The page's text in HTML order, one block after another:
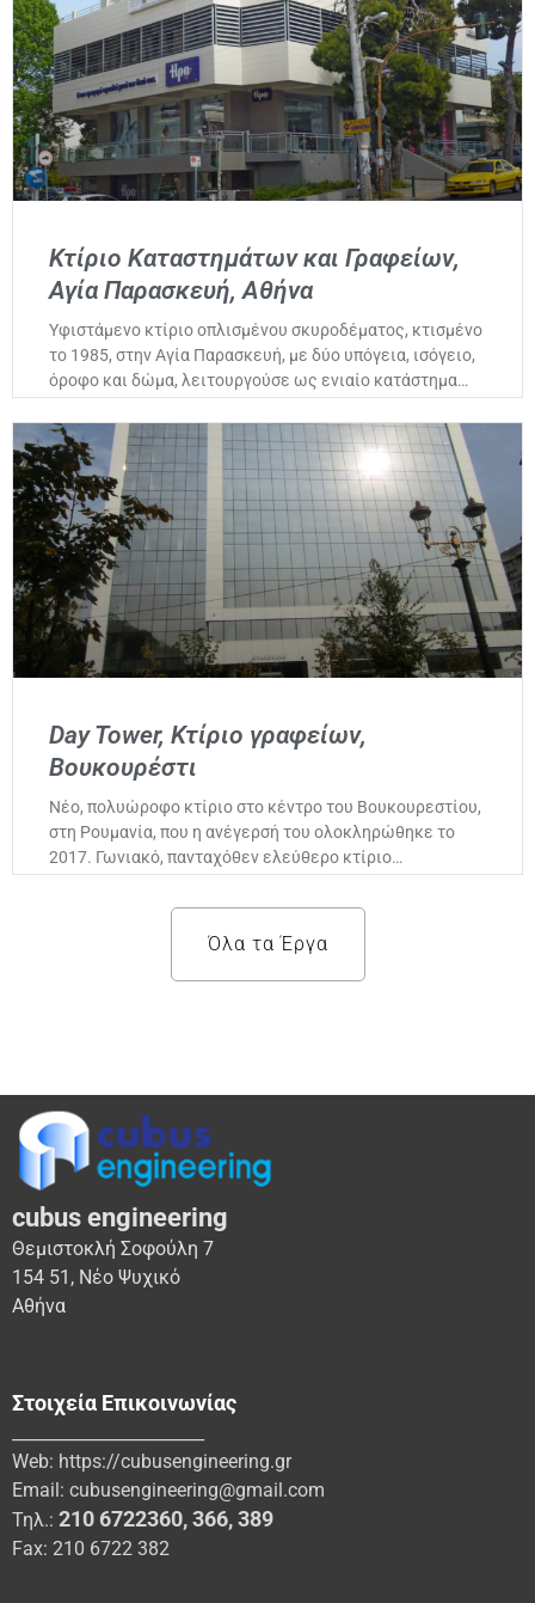
Κτίριο Καταστημάτων και Γραφείων,
Αγία Παρασκευή, Αθήνα
Υφιστάμενο κτίριο οπλισμένου σκυροδέματος, κτισμένο
το 1985, στην Αγία Παρασκευή, με δύο υπόγεια, ισόγειο,
όροφο και δώμα, λειτουργούσε ως ενιαίο κατάστημα…
Day Tower, Κτίριο γραφείων,
Βουκουρέστι
Νέο, πολυώροφο κτίριο στο κέντρο του Βουκουρεστίου,
στη Ρουμανία, που η ανέγερσή του ολοκληρώθηκε το
2017. Γωνιακό, πανταχόθεν ελεύθερο κτίριο…
Όλα τα Έργα
cubus engineering
Θεμιστοκλή Σοφούλη 7
154 51, Νέο Ψυχικό
Αθήνα
Στοιχεία Επικοινωνίας
Web: https://cubusengineering.gr
Email: cubusengineering@gmail.com
Τηλ.: 210 6722360,366,389
Fax: 210 6722 382